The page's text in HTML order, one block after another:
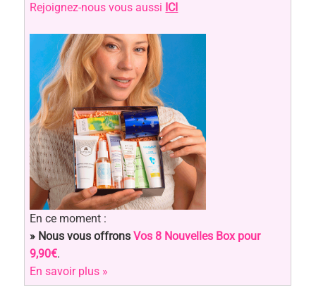
Rejoignez-nous vous aussi ICI
En ce moment :
» Nous vous offronsVos 8 Nouvelles Box pour
9,90€.
En savoir plus »